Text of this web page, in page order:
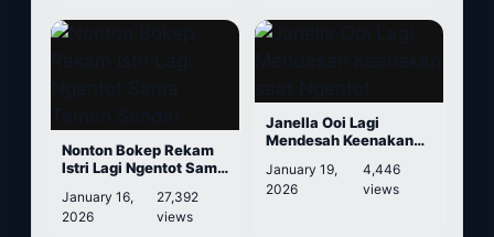
Nonton Bokep Rekam
Istri Lagi Ngentot Sama
January 16,
2026
27,392
views
Janella Ooi Lagi
Mendesah Keenakan
January 19,
2026
4,446
views